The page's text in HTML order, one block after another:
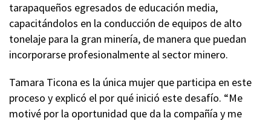
tarapaqueños egresados de educación media,
capacitándolos en la conducción de equipos de alto
tonelaje para la gran minería, de manera que puedan
incorporarse profesionalmente al sector minero.
Tamara Ticona es la única mujer que participa en este
proceso y explicó el por qué inició este desafío. “Me
motivé por la oportunidad que da la compañía y me